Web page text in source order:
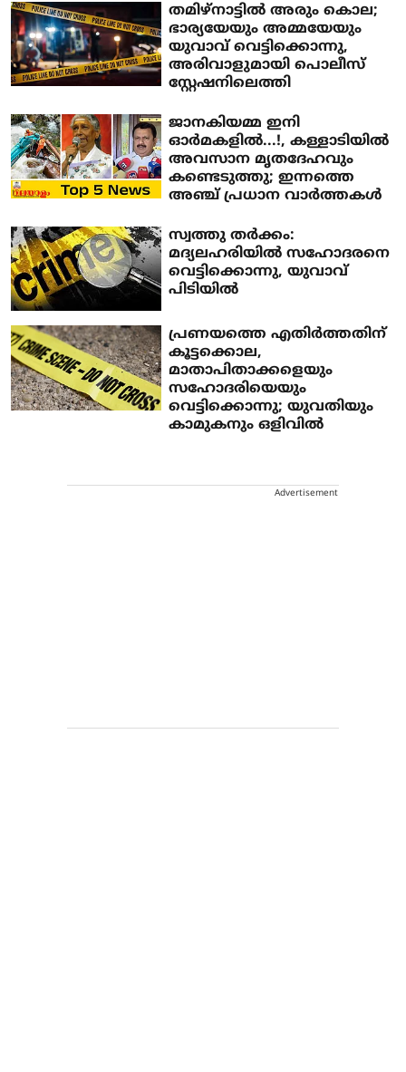
തമിഴ്‌നാട്ടില്‍ അരും കൊല;
ഭാര്യയേയും അമ്മയേയും
യുവാവ് വെട്ടിക്കൊന്നു,
അരിവാളുമായി പൊലീസ്
സ്റ്റേഷനിലെത്തി
ജാനകിയമ്മ ഇനി
ഓര്‍മകളില്‍...!, കള്ളാടിയില്‍
അവസാന മൃതദേഹവും
കണ്ടെടുത്തു; ഇന്നത്തെ
അഞ്ച് പ്രധാന വാര്‍ത്തകള്‍
സ്വത്തു തര്‍ക്കം:
മദ്യലഹരിയില്‍ സഹോദരനെ
വെട്ടിക്കൊന്നു, യുവാവ്
പിടിയില്‍
പ്രണയത്തെ എതിര്‍ത്തതിന്
കൂട്ടക്കൊല,
മാതാപിതാക്കളെയും
സഹോദരിയെയും
വെട്ടിക്കൊന്നു; യുവതിയും
കാമുകനും ഒളിവില്‍
Advertisement